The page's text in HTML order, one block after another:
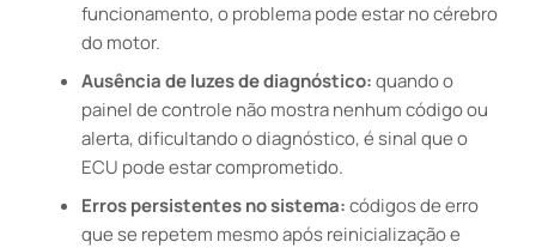
funcionamento, o problema pode estar no cérebro
do motor.
Ausência de luzes de diagnóstico:quando o
painel de controle não mostra nenhum código ou
alerta, dificultando o diagnóstico, é sinal que o
ECU pode estar comprometido.
Erros persistentes no sistema:códigos de erro
que se repetem mesmo após reinicialização e